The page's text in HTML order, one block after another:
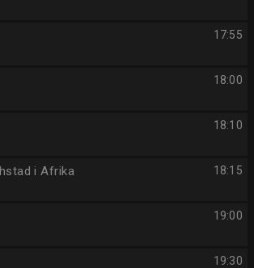
17:55
18:00
18:10
18:15
i Afrika
19:00
19:30